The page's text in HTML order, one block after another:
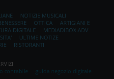
NOTIZIE MUSICALI
OTTICA
ARTIGIANI E
DIGITALE
MEDIADIBOX ADV
ULTIME NOTIZE
RISTORANTI
contabile guida negozio digitale